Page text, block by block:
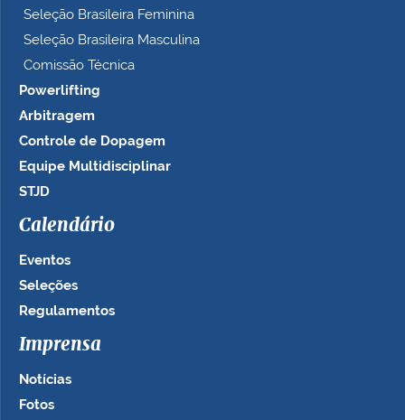
Seleção Brasileira Feminina
Seleção Brasileira Masculina
Comissão Técnica
Powerlifting
Arbitragem
Controle de Dopagem
Equipe Multidisciplinar
STJD
Calendário
Eventos
Seleções
Regulamentos
Imprensa
Notícias
Fotos